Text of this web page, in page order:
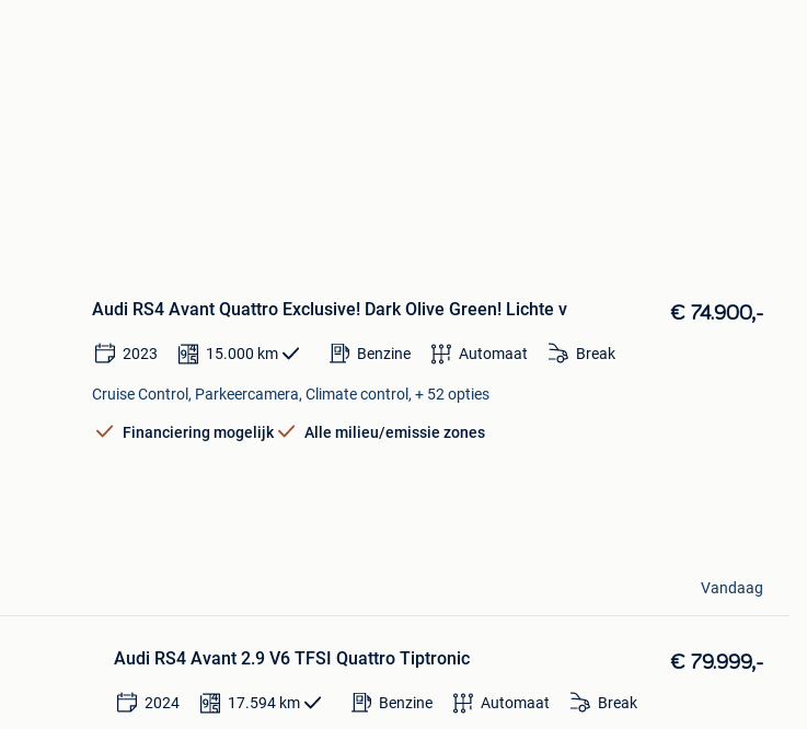
Audi RS4 Avant Quattro Exclusive! Dark Olive Green! Lichte v € 74.900,-
2023 15.000 km Benzine Automaat Break
Cruise Control, Parkeercamera, Climate control, + 52 opties
Financiering mogelijk Alle milieu/emissie zones
Vandaag
Audi RS4 Avant 2.9 V6 TFSI Quattro Tiptronic € 79.999,-
2024 17.594 km Benzine Automaat Break